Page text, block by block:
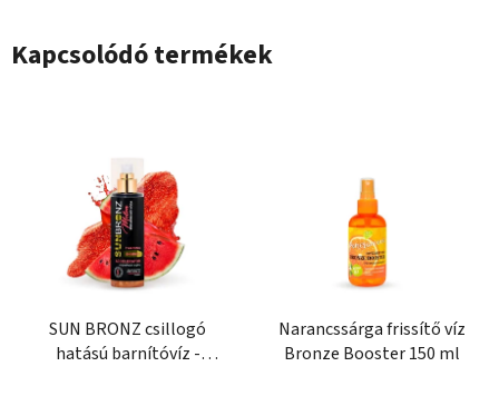
Kapcsolódó termékek
SUN BRONZ csillogó
hatású barnítóvíz -
Narancssárga frissítő víz
Bronze Booster 150 ml